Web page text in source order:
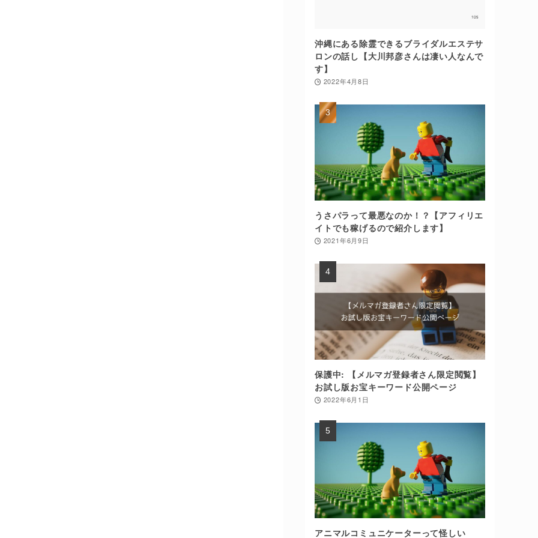
沖縄にある除霊できるブライダルエステサ
ロンの話し【大川邦彦さんは凄い人なんで
す】
2022年4月8日
うさパラって最悪なのか！？【アフィリエ
イトでも稼げるので紹介します】
2021年6月9日
保護中: 【メルマガ登録者さん限定閲覧】
お試し版お宝キーワード公開ページ
2022年6月1日
アニマルコミュニケーターって怪しい